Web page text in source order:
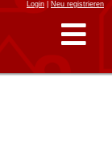
Login| Neu registrieren